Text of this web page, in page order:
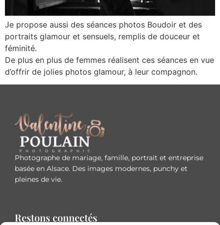
Je propose aussi des séances photos Boudoir et des
portraits glamour et sensuels, remplis de douceur et
féminité.
De plus en plus de femmes réalisent ces séances en vue
d’offrir de jolies photos glamour, à leur compagnon.
Photographe de mariage, famille, portrait et entreprise
basée en Alsace. Des images modernes, punchy et
pleines de vie.
Restons connectés